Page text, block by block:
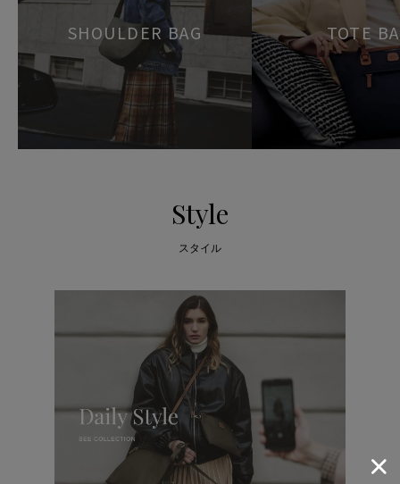
SHOULDER BAG TOTE
Style
スタイル